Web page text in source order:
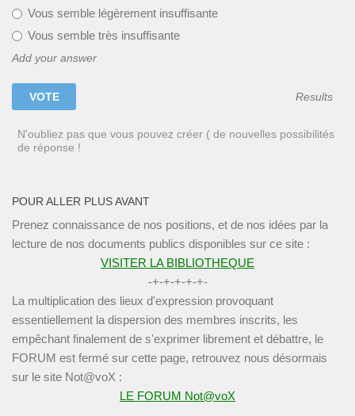
Vous semble légèrement insuffisante
Vous semble très insuffisante
Add your answer
Results
N'oubliez pas que vous pouvez créer ( de nouvelles possibilités
de réponse !
POUR ALLER PLUS AVANT
Prenez connaissance de nos positions, et de nos idées par la
lecture de nos documents publics disponibles sur ce site :
VISITER LA BIBLIOTHEQUE
-+-+-+-+-+-
La multiplication des lieux d'expression provoquant
essentiellement la dispersion des membres inscrits, les
empêchant finalement de s'exprimer librement et débattre, le
FORUM est fermé sur cette page, retrouvez nous désormais
sur le site Not@voX :
LE FORUM Not@voX